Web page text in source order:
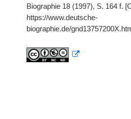
Biographie 18 (1997), S. 164 f.
https://www.deutsche-
biographie.de/